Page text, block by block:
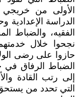
الأولى من خريجي
الدراسة
الفقيه، والضباط
نجحوا خلال
حازوا على رضى
الضباط الرفاق
إلى رتب القادة
التي تحدد من